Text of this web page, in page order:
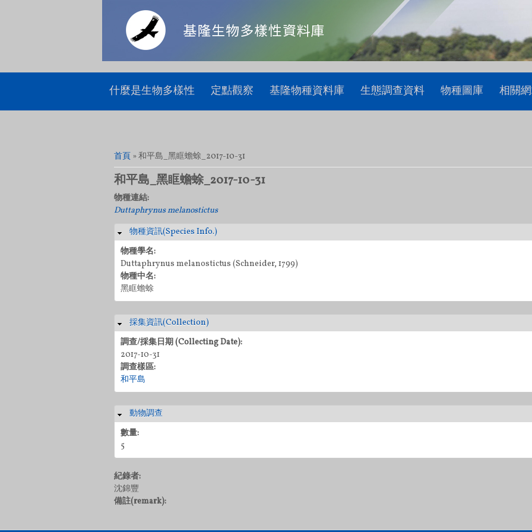
什麼是生物多樣性 定點觀察 基隆物種資料庫 生態調查資料 物種圖庫 相關
您在這裡
首頁 » 和平島_黑眶蟾蜍_2017-10-31
和平島_黑眶蟾蜍_2017-10-31
物種連結:
Duttaphrynus melanostictus
隱藏
物種資訊(Species Info.)
物種學名:
Duttaphrynus melanostictus (Schneider, 1799)
物種中名:
黑眶蟾蜍
隱藏
採集資訊(Collection)
調查/採集日期 (Collecting Date):
2017-10-31
調查樣區:
和平島
隱藏
動物調查
數量:
5
紀錄者:
沈錦豐
備註(remark):